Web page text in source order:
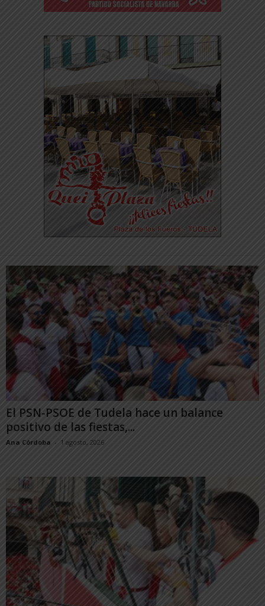
El PSN-PSOE de Tudela hace un balance
positivo de las fiestas,...
Ana Córdoba - 1 agosto, 2026